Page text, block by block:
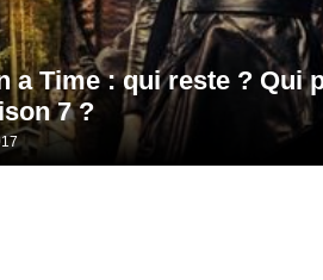
a Time : qui reste ? Qui
7 ?